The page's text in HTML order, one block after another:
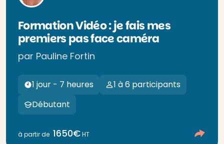
Formation Vidéo : je fais mes
premiers pas face caméra
par Pauline Fortin
1 jour - 7 heures
1 à 6 participants
Débutant
à partir de 1650€HT